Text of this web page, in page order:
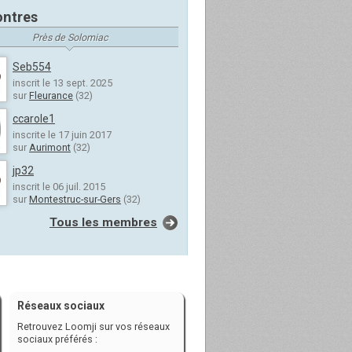
Près de Solomiac
Seb554
inscrit le 13 sept. 2025
sur Fleurance (32)
ccarole1
inscrite le 17 juin 2017
sur Aurimont (32)
jp32
inscrit le 06 juil. 2015
sur Montestruc-sur-Gers (32)
Tous les membres
Réseaux sociaux
Retrouvez Loomji sur vos réseaux
sociaux préférés :